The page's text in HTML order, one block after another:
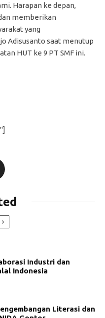
Harapan ke depan,
memberikan
yang
Adisusanto saat menutup
HUT ke 9 PT SMF ini.
Industri dan
Indonesia
Literasi dan